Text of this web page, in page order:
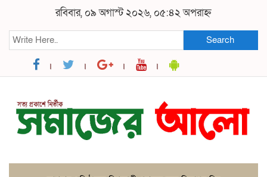
রবিবার, ০৯ অগাস্ট ২০২৬, ০৫:৪২ অপরাহ্ন
Search